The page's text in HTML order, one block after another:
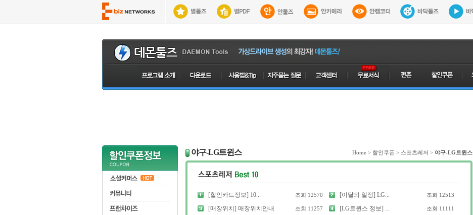
야구-LG트윈스 Home > 할인쿠폰 > 스포츠레저 > 야구-LG트윈스
[할인카드정보] 10... 조회 12570 [이달의 일정] LG... 조회 12513
[매장위치] 매장위치안내 조회 11257 [LG트윈스 정보] ... 조회 11111